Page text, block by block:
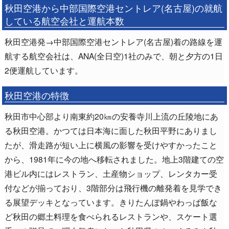
秋田空港から中部国際空港セントレア(名古屋)の就航
している航空会社と運航本数
秋田空港発→中部国際空港セントレア(名古屋)着の路線を運
航する航空会社は、ANA(全日空)1社のみで、朝と夕方の1日
2便運航しています。
秋田空港の特徴
秋田市中心部より南東約20㎞の安養寺川上流の丘陵地にあ
る秋田空港。かつては日本海に面した秋田平野にありまし
たが、滑走路が短い上に横風の影響を受けやすかったこと
から、1981年に今の地へ移転されました。地上3階建ての空
港ビル内にはレストラン、土産物ショップ、レンタカー受
付などが揃っており、3階部分は飛行機の離発着を見学でき
る展望デッキとなっています。きりたんぽ鍋やわっぱ飯な
ど秋田の郷土料理を食べられるレストランや、スケート選